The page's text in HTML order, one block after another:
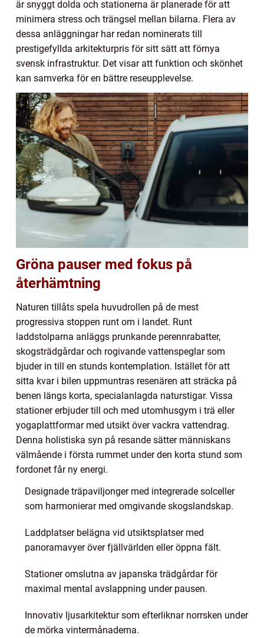
är snyggt dolda och stationerna är planerade för att
minimera stress och trängsel mellan bilarna. Flera av
dessa anläggningar har redan nominerats till
prestigefyllda arkitekturpris för sitt sätt att förnya
svensk infrastruktur. Det visar att funktion och skönhet
kan samverka för en bättre reseupplevelse.
Gröna pauser med fokus på
återhämtning
Naturen tillåts spela huvudrollen på de mest
progressiva stoppen runt om i landet. Runt
laddstolparna anläggs prunkande perennrabatter,
skogsträdgårdar och rogivande vattenspeglar som
bjuder in till en stunds kontemplation. Istället för att
sitta kvar i bilen uppmuntras resenären att sträcka på
benen längs korta, specialanlagda naturstigar. Vissa
stationer erbjuder till och med utomhusgym i trä eller
yogaplattformar med utsikt över vackra vattendrag.
Denna holistiska syn på resande sätter människans
välmående i första rummet under den korta stund som
fordonet får ny energi.
Designade träpaviljonger med integrerade solceller
som harmonierar med omgivande skogslandskap.
Laddplatser belägna vid utsiktsplatser med
panoramavyer över fjällvärlden eller öppna fält.
Stationer omslutna av japanska trädgårdar för
maximal mental avslappning under pausen.
Innovativ ljusarkitektur som efterliknar norrsken under
de mörka vintermånaderna.